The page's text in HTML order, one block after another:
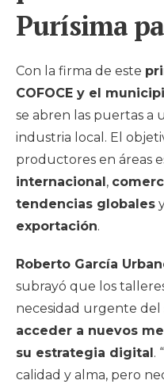
Purísima
Con la firma de este
COFOCE y el
se abren las puertas a
industria local. El
productores en áreas
internacional,
tendencias globales
exportación.
Roberto García
subrayó que los
necesidad urgente del
acceder a nuevos
su estrategia digital.
calidad y alma, pero